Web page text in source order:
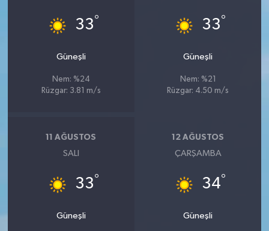
33°
Güneşli
Nem: %24
Rüzgar: 3.81 m/s
33°
Güneşli
Nem: %21
Rüzgar: 4.50 m/s
11 AĞUSTOS
SALI
33°
Güneşli
12 AĞUSTOS
ÇARŞAMBA
34°
Güneşli